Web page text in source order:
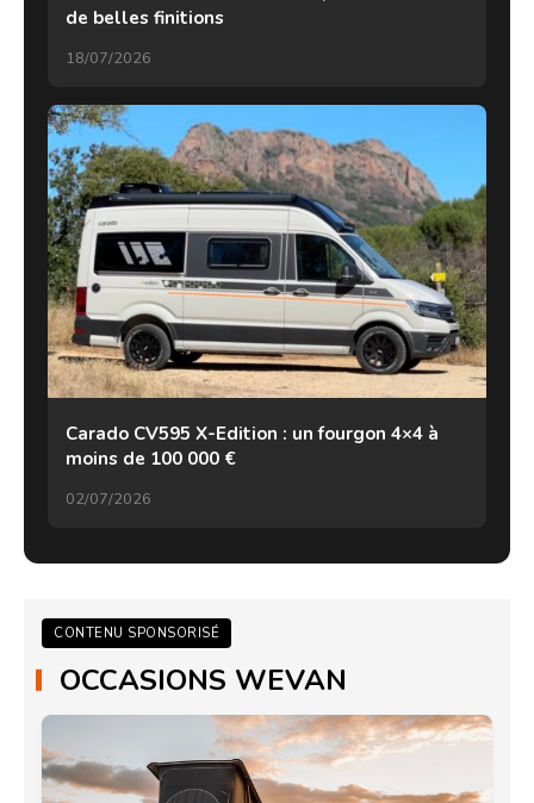
de belles finitions
18/07/2026
Carado CV595 X-Edition : un fourgon 4×4 à
moins de 100 000 €
02/07/2026
CONTENU SPONSORISÉ
OCCASIONS WEVAN